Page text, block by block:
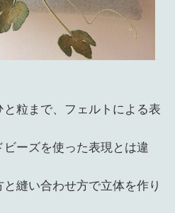
粒まで、フェルトによる表
ーズを使った表現とは違
縫い合わせ方で立体を作り